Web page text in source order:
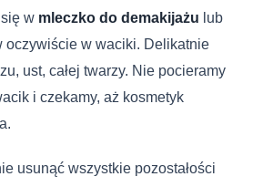
w mleczko do demakijażu lub
oczywiście w waciki. Delikatnie
ust, całej twarzy. Nie pocieramy
i czekamy, aż kosmetyk
usunąć wszystkie pozostałości